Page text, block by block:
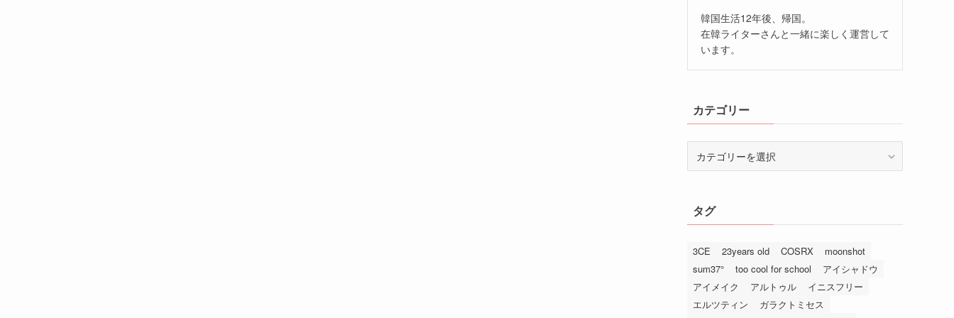
韓国生活12年後、帰国。
在韓ライターさんと一緒に楽しく運営して
います。
カテゴリー
ータグ
3CE 23years old COSRX
moonshot
sum37°
too cool for school
アイシャドウ
アイメイク
アルトゥル
イニスフリー
エルツティン
ガラクトミセス